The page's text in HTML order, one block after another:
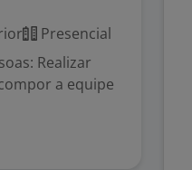
Presencial
Realizar
a equipe